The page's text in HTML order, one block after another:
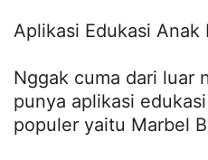
Aplikasi Edukasi Anak
Nggak cuma dari luar
punya aplikasi
populer yaitu Marbel